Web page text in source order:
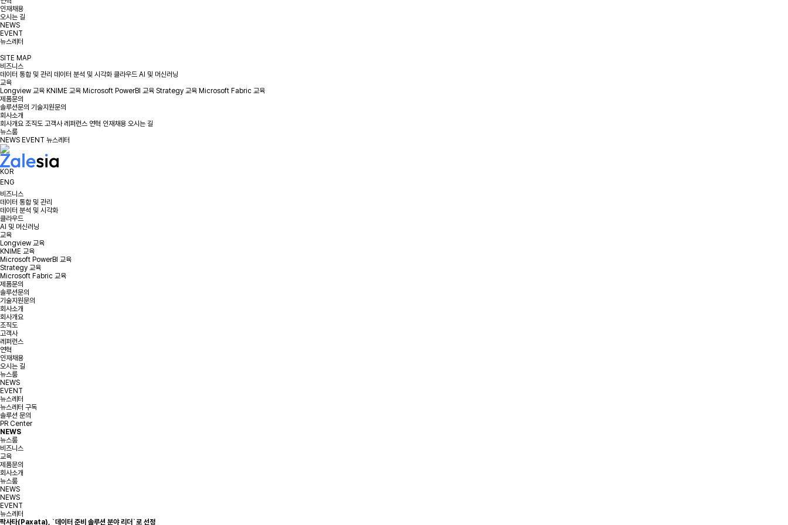
인재채용
오시는 길
NEWS
EVENT
뉴스레터
SITE MAP
비즈니스
데이터 통합 및 관리 데이터 분석 및 시각화 클라우드 AI 및 머신러닝
교육
Longview 교육 KNIME 교육 Microsoft PowerBI 교육 Strategy 교육 Microsoft Fabric 교육
제품문의
솔루션문의 기술지원문의
회사소개
회사개요 조직도 고객사 레퍼런스 연혁 인재채용 오시는 길
뉴스룸
NEWS EVENT 뉴스레터
KOR
ENG
비즈니스
데이터 통합 및 관리
데이터 분석 및 시각화
클라우드
AI 및 머신러닝
교육
Longview 교육
KNIME 교육
Microsoft PowerBI 교육
Strategy 교육
Microsoft Fabric 교육
제품문의
솔루션문의
기술지원문의
회사소개
회사개요
조직도
고객사
레퍼런스
연혁
인재채용
오시는 길
뉴스룸
NEWS
EVENT
뉴스레터
뉴스레터 구독
솔루션 문의
PR Center
NEWS
뉴스룸
비즈니스
교육
제품문의
회사소개
뉴스룸
NEWS
NEWS
EVENT
뉴스레터
팍사타(Paxata), `데이터 준비 솔루션 분야 리더`로 선정